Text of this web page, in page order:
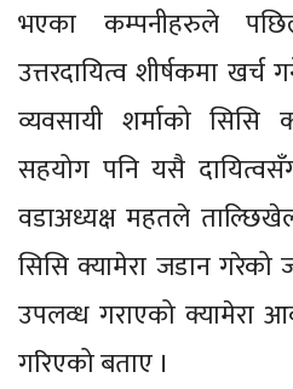
भएका कम्पनीहरुले
उत्तरदायित्व शीर्षकमा खर्च
व्यवसायी शर्माको सिसि
सहयोग पनि यसै
वडाअध्यक्ष महतले
सिसि क्यामेरा जडान गरेको
उपलव्ध गराएको क्यामेरा
गरिएको बताए ।